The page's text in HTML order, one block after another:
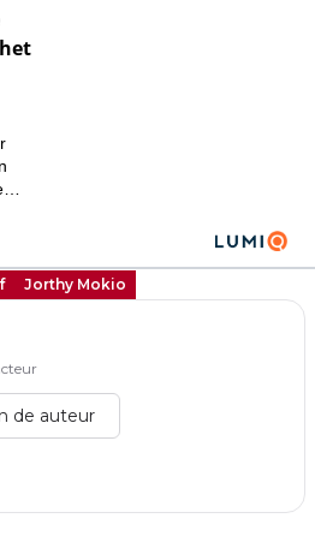
Jorthy Mokio
de auteur